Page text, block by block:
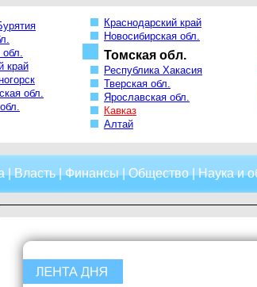
обл.
край
обл.
Краснодарский край
Новосибирская обл.
Томская обл.
Республика Хакасия
Тверская обл.
Ярославская обл.
Кавказ
Алтай
|Власть|Финансы|Общество|Наука и